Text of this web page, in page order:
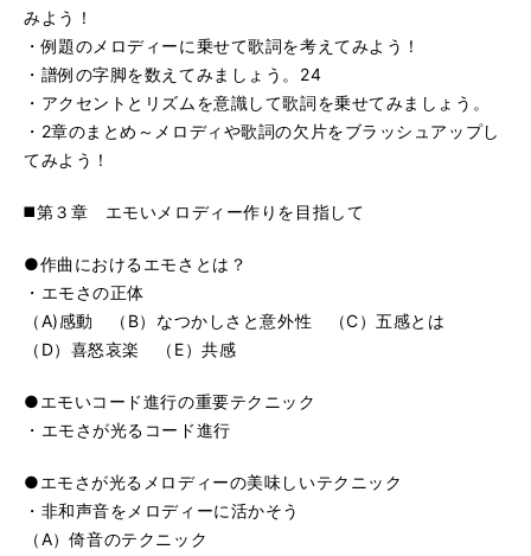
す
る
再
生
す
る
再
生
す
る
62. たった2コード進行
再
生
す
63. アウトロ終止形進行
みよう！
・例題のメロディーに乗せて歌詞を考えてみよう！
・譜例の字脚を数えてみましょう。24
・アクセントとリズムを意識して歌詞を乗せてみましょう。
・2章のまとめ～メロディや歌詞の欠片をブラッシュアップし
てみよう！
◼️第３章 エモいメロディー作りを目指して
●作曲におけるエモさとは？
・エモさの正体
（A)感動 （B）なつかしさと意外性 （C）五感とは
（D）喜怒哀楽 （E）共感
●エモいコード進行の重要テクニック
・エモさが光るコード進行
●エモさが光るメロディーの美味しいテクニック
・非和声音をメロディーに活かそう
（A）倚音のテクニック